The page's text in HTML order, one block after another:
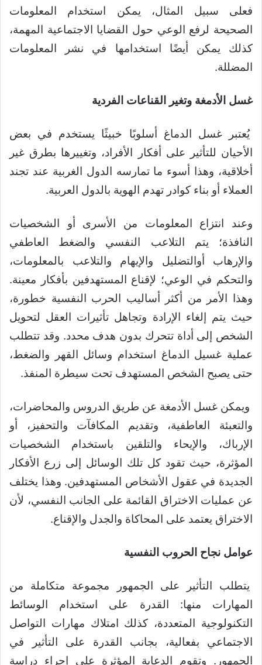
فعلى سبيل المثال، يمكن استخدام المعلومات
الصحيحة لرفع الوعي حول القضايا الاجتماعية المهمة،
كذلك يمكن أيضًا استخدامها في نشر المعلومات
المضللة.
غسل الأدمغة وتغير القناعات الفردية
يُعتبر غسل الدماغ أسلوبًا خبيثًا يستخدم في بعض
الأحيان للتأثير على أفكار الأفراد، وتغييرها بطرق غير
أخلاقية، وهذا أسوء ما تمارسه الدول الغربية عند تجند
العملاء أو بناء كوادر تهدم الهوية بالدول العربية.
وعند انتزاع المعلومات من الأسرى أو الشخصيات
النافذة؛ يتم التلاعب النفسي والضغط العاطفي
والإرهاب أوالتضليل والإيهام والتلاعب بالمعلومات،
والتحكم في الوعي؛ لإقناع المستهدفين بأفكار معينة.
وهذا الأمر من أكثر أساليب الحرب النفسية خطورة،
حيث يتم إلغاء الإرادة وتجاهل تأثيرات العقل لتحويل
الشخص إلى أداة تتحرك بدون هدف محدد. وقد تتطلب
عملية غسيل الدماغ استخدام وسائل القهر والضغط،
حتى يصبح الشخص المستهدف تحت سيطرة المنفذ.
ويمكن غسل الأدمغة عن طريق الدروس والمحاضرات،
والتعبئة العاطفية، وتقديم المكافآت والتحفيز، أو
الإرباك، والإيحاء والتلقين باستخدام الشخصيات
المؤثرة، حيث تقود كل تلك الوسائل إلى زرع الأفكار
الجديدة في عقول الأشخاص المستهدفين. وهذا يختلف
عن عمليات الاختراق القائمة على الجانب النفسي، لأن
الاختراق يعتمد على المحاكاة والجدل والإقناع.
عوامل نجاح الحروب النفسية
يتطلب التأثير على الجمهور مجموعة متكاملة من
المهارات منها: القدرة على استخدام الوسائط
التكنولوجية المتعددة، كذلك امتلاك مهارات التواصل
الاجتماعي بفعالية، بجانب القدرة على التأثير في
الجمهور. وتقوم الدعاية المؤثرة على إجراء دراسة